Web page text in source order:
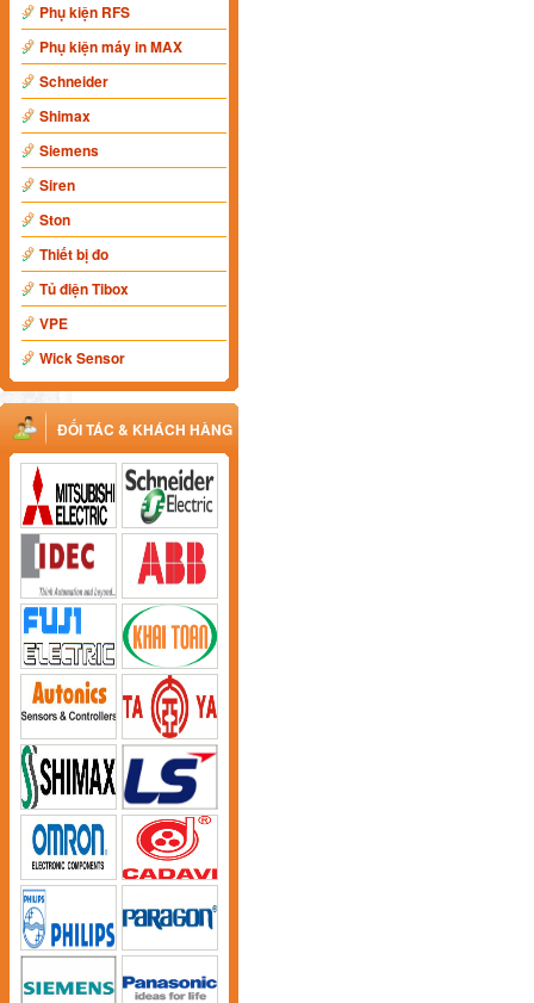
Phụ kiện RFS
Phụ kiện máy in MAX
Schneider
Shimax
Siemens
Siren
Ston
Thiết bị đo
Tủ điện Tibox
VPE
Wick Sensor
ĐỐI TÁC & KHÁCH HÀNG